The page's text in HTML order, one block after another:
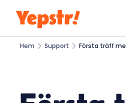
Hem Support Första träff